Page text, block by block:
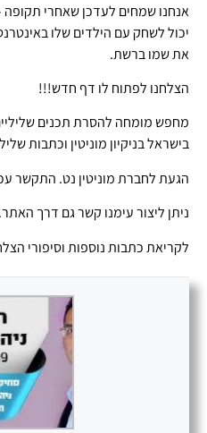
אנחנו שמחים לעדכן שאחרי תקופה
יכול לשחק עם הילדים שלו
את שמו ברשת.
הצלחנו לפתוח לו דף חדש!!!
מחפש מומחה להסרת תכנים
בישראל בניקיון מוניטין וכתבות
הגעת לחברת מוניטין נט. התקשר עכשיו 052-
ניתן ליצור עימנו קשר גם דרך האתר.
לקריאת כתבות נוספות וסיפורי